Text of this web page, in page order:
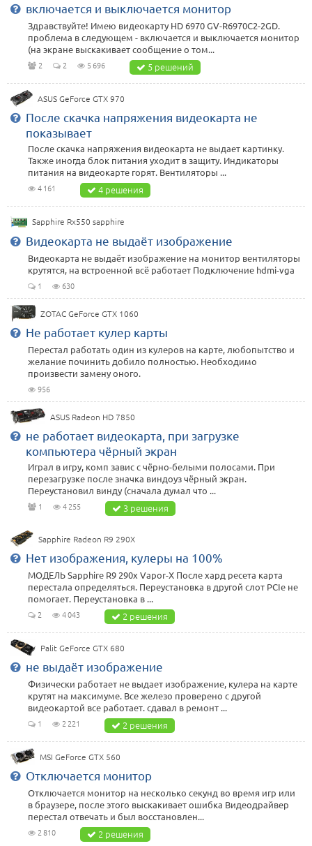
включается и выключается монитор
Здравствуйте! Имею видеокарту HD 6970 GV-R6970C2-2GD.
проблема в следующем - включается и выключается монитор
(на экране выскакивает сообщение о том...
2 2 5 696 5 решений
ASUS GeForce GTX 970
После скачка напряжения видеокарта не
показывает
После скачка напряжения видеокарта не выдает картинку.
Также иногда блок питания уходит в защиту. Индикаторы
питания на видеокарте горят. Вентиляторы ...
4 161 4 решения
Sapphire Rx550 sapphire
Видеокарта не выдаёт изображение
Видеокарта не выдаёт изображение на монитор вентиляторы
крутятся, на встроенной всё работает Подключение hdmi-vga
1 630
ZOTAC GeForce GTX 1060
Не работает кулер карты
Перестал работать один из кулеров на карте, любопытство и
желание починить добило полностью. Необходимо
произвести замену оного.
956
ASUS Radeon HD 7850
не работает видеокарта, при загрузке
компьютера чёрный экран
Играл в игру, комп завис с чёрно-белыми полосами. При
перезагрузке после значка виндоуз чёрный экран.
Переустановил винду (сначала думал что ...
1 4 255 3 решения
Sapphire Radeon R9 290X
Нет изображения, кулеры на 100%
МОДЕЛЬ Sapphire R9 290x Vapor-X После хард ресета карта
перестала определяться. Переустановка в другой слот PCIe не
помогает. Переустановка в ...
2 4 043 2 решения
Palit GeForce GTX 680
не выдаёт изображение
Физически работает не выдает изображение, кулера на карте
крутят на максимуме. Все железо проверено с другой
видеокартой все работает. сдавал в ремонт ...
1 2 221 2 решения
MSI GeForce GTX 560
Отключается монитор
Отключается монитор на несколько секунд во время игр или
в браузере, после этого выскакивает ошибка Видеодрайвер
перестал отвечать и был восстановлен...
2 810 2 решения